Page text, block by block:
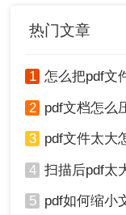
4、点击开始压
热门文章
1 怎么把pdf文件大
2 pdf文档怎么
3 pdf文件太大
4 扫描后pdf太
5 pdf如何缩小